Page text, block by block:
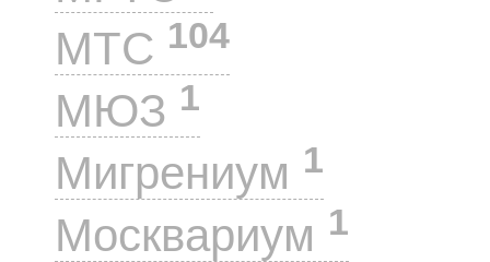
МТС 104
МЮЗ 1
Мигрениум 1
Москвариум 1